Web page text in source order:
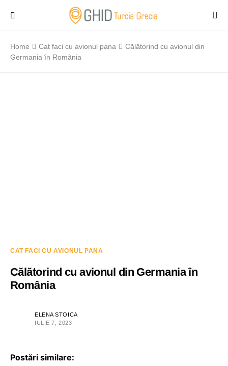
Home Cat faci cu avionul pana
Călătorind cu avionul din
Germania în România
CAT FACI CU AVIONUL PANA
Călătorind cu avionul din Germania în
România
ELENA STOICA
IULIE 7, 2023
Postări similare: